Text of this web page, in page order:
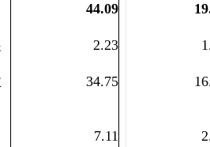
44.09
2.23
34.75
7.11